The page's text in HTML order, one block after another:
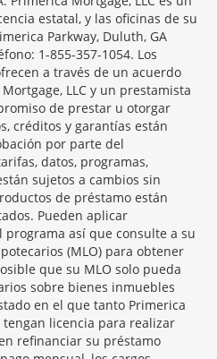
estatal, y las oficinas de su
Parkway, Duluth, GA
1-855-357-1054. Los
a través de un acuerdo
LLC y un prestamista
de prestar u otorgar
créditos y garantías están
por parte del
datos, programas,
sujetos a cambios sin
de préstamo están
Pueden aplicar
programa así que consulte a su
(MLO) para obtener
que su MLO solo pueda
sobre bienes inmuebles
en el que tanto Primerica
tengan licencia para realizar
refinanciar su préstamo